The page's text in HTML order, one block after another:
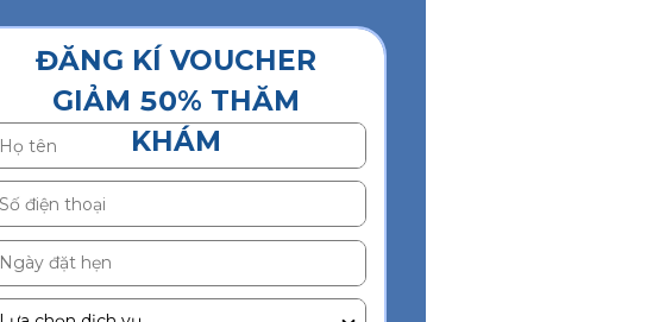
Ngày đặt hẹn
ĐĂNG KÍ VOUCHER
GIẢM 50% THĂM
KHÁM